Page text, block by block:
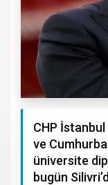
CHP
ve
üniversite
bugün